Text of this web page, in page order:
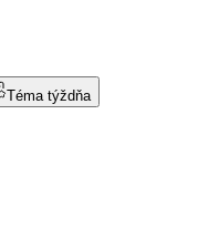
Téma týždňa